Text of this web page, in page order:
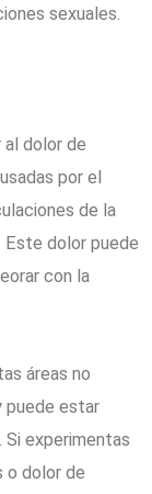
sexuales.
dolor de
por el
de la
Este dolor puede
con la
áreas no
puede estar
experimentas
o dolor de